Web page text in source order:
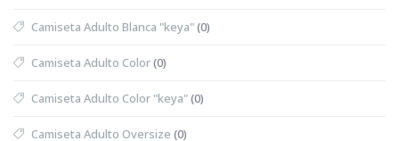
Camiseta Adulto Blanca "keya"(0)
Camiseta Adulto Color(0)
Camiseta Adulto Color "keya"(0)
Camiseta Adulto Oversize (0)